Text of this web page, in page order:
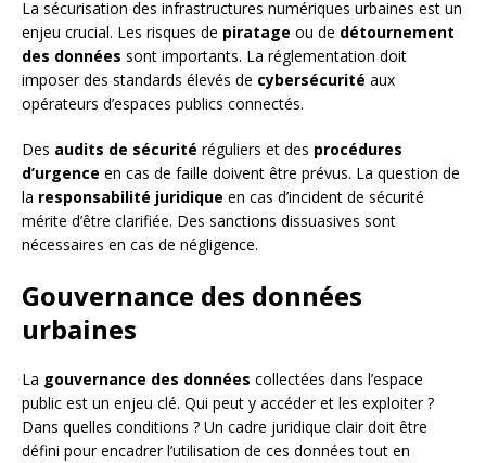
La sécurisation des infrastructures numériques urbaines est un
enjeu crucial. Les risques de piratage ou de détournement
des données sont importants. La réglementation doit
imposer des standards élevés de cybersécurité aux
opérateurs d’espaces publics connectés.
Des audits de sécurité réguliers et des procédures
d’urgence en cas de faille doivent être prévus. La question de
la responsabilité juridique en cas d’incident de sécurité
mérite d’être clarifiée. Des sanctions dissuasives sont
nécessaires en cas de négligence.
Gouvernance des données
urbaines
La gouvernance des données collectées dans l’espace
public est un enjeu clé. Qui peut y accéder et les exploiter ?
Dans quelles conditions ? Un cadre juridique clair doit être
défini pour encadrer l’utilisation de ces données tout en